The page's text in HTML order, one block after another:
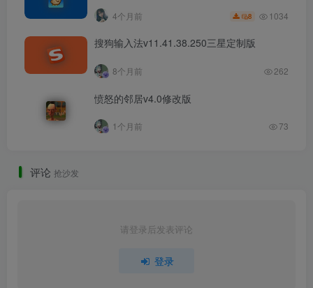
4个月前 8 1034
搜狗输入法v11.41.38.250三星定制版
8个月前 262
愤怒的邻居v4.0修改版
1个月前 73
评论 抢沙发
请登录后发表评论
登录